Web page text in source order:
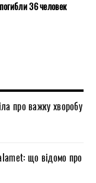
36 человек
про важку хворобу
що відомо про